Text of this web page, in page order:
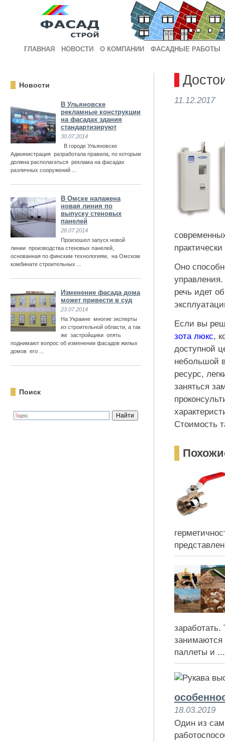
ГЛАВНАЯ НОВОСТИ О КОМПАНИИ ФАСАДНЫЕ РАБОТЫ
Новости
В Ульяновске
рекламные конструкции
на фасадах здания
стандартизируют
30.07.2014
В городе Ульяновске
Администрация разработала правила, по которым
должна располагаться реклама на фасадах
различных сооружений ...
В Омске налажена
новая линия по
выпуску стеновых
панелей
28.07.2014
Произошел запуск новой
линии производства стеновых панелей,
основанная по финским технологиям, на Омском
комбинате строительных ...
Изменение фасада дома
может привести в суд
23.07.2014
На Украине многие эксперты
из строительной области, а так
же застройщики опять
поднимают вопрос об изменении фасадов жилых
домов его ...
Поиск
11.12.2017
Оно
речь идет
Если вы
зота люкс,
доступной
небольшой
ресурс,
заняться
Стоимость
паллеты и ...
18.03.2019
Один из